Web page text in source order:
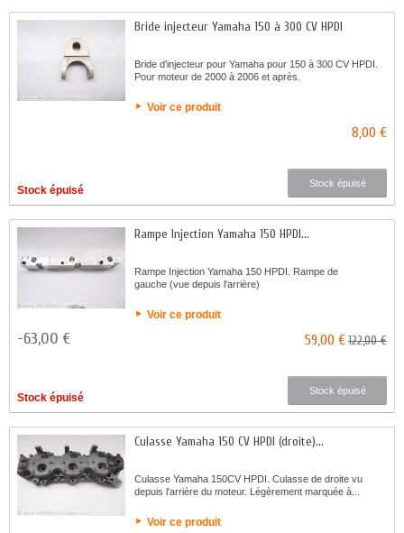
Bride injecteur Yamaha 150 à 300 CV HPDI
Bride d'injecteur pour Yamaha pour 150 à 300 CV HPDI.
Pour moteur de 2000 à 2006 et après.
Voir ce produit
8,00 €
Stock épuisé
Stock épuisé
Rampe Injection Yamaha 150 HPDI...
Rampe Injection Yamaha 150 HPDI. Rampe de
gauche (vue depuis l'arrière)
Voir ce produit
-63,00 € 59,00 €122,00 €
Stock épuisé
Stock épuisé
Culasse Yamaha 150 CV HPDI (droite)...
Culasse Yamaha 150CV HPDI. Culasse de droite vu
depuis l'arrière du moteur. Légèrement marquée à...
Voir ce produit